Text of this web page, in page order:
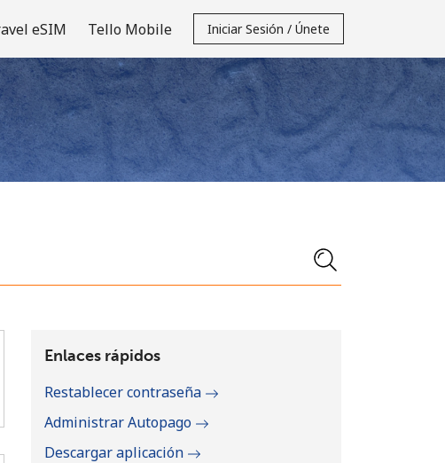
eSIM Tello Mobile Iniciar Sesión / Únete
Enlaces rápidos
Restablecer contraseña
Administrar Autopago
Descargar aplicación